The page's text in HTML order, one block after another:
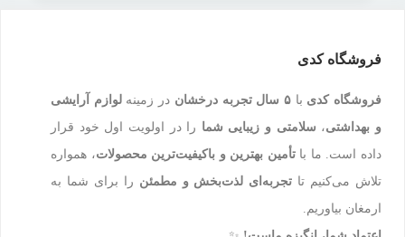
فروشگاه کدی
فروشگاه کدی با۵ سال تجربه درخشان در زمینهلوازم آرایشی
و بهداشتی، سلامتی و زیبایی شما را در اولویت اول خود قرار
داده است. ما باتأمین بهترین و باکیفیت‌ترین محصولات، همواره
تلاش می‌کنیم تا تجربه‌ای لذت‌بخش و مطمئن را برای شما به
ارمغان بیاوریم.